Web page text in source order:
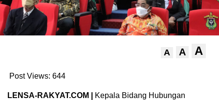
A A A
Post Views: 644
LENSA-RAKYAT.COM |
Kepala Bidang Hubungan